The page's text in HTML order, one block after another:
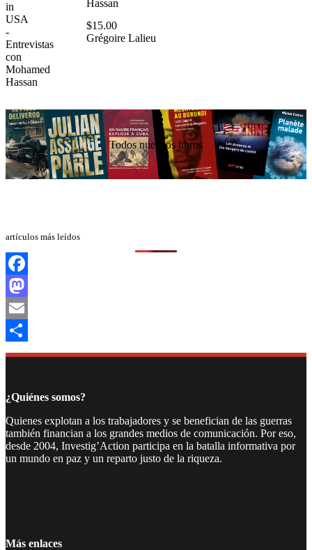
Hassan
$15.00
Grégoire Lalieu
Todos nuestros libros
artículos más leídos
Facebook
Mastodon
Email
Compartir
¿Quiénes somos?
Quienes explotan a los trabajadores y se benefician de las guerras
también financian a los grandes medios de comunicación. Por eso,
desde 2004, Investig’Action participa en la batalla informativa por
un mundo en paz y un reparto justo de la riqueza.
Más enlaces